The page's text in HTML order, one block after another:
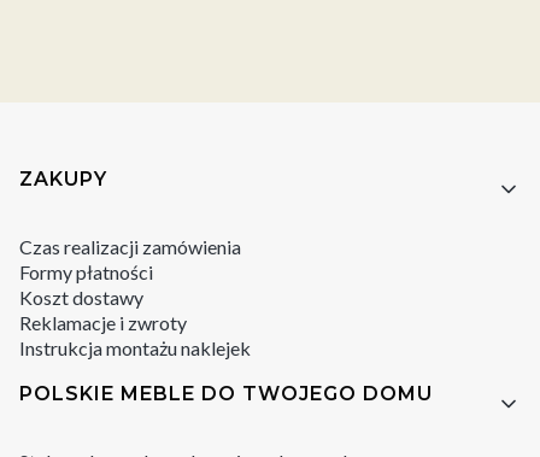
Linki w stopce
ZAKUPY
Czas realizacji zamówienia
Formy płatności
Koszt dostawy
Reklamacje i zwroty
Instrukcja montażu naklejek
POLSKIE MEBLE DO TWOJEGO DOMU